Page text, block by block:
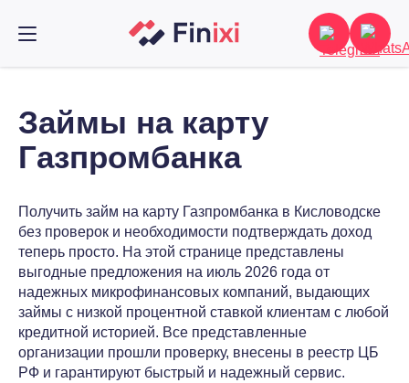
Займы на карту
Газпромбанка
Получить займ на карту Газпромбанка в Кисловодске
без проверок и необходимости подтверждать доход
теперь просто. На этой странице представлены
выгодные предложения на июль 2026 года от
надежных микрофинансовых компаний, выдающих
займы с низкой процентной ставкой клиентам с любой
кредитной историей. Все представленные
организации прошли проверку, внесены в реестр ЦБ
РФ и гарантируют быстрый и надежный сервис.